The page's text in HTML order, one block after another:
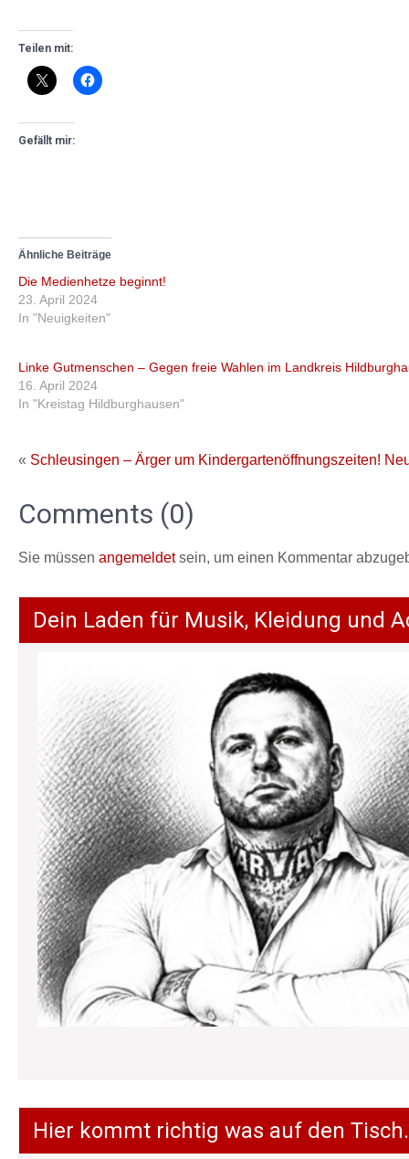
Teilen mit:
Gefällt mir:
Ähnliche Beiträge
Die Medienhetze beginnt!
23. April 2024
In "Neuigkeiten"
Linke Gutmenschen – Gegen freie Wahlen im Landkreis
16. April 2024
In "Kreistag Hildburghausen"
« Schleusingen – Ärger um Kindergartenöffnungszeiten!
Comments (0)
Sie müssen angemeldetsein, um einen Kommentar
Dein Laden für Musik, Kleidung und
Hier kommt richtig was auf den Tisch.